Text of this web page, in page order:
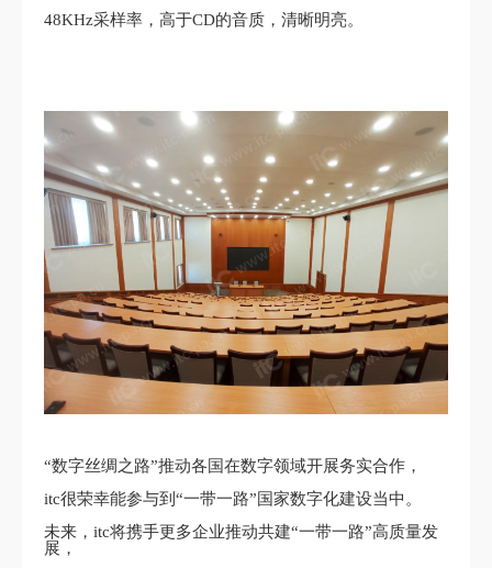
48KHz采样率，高于CD的音质，清晰明亮。
“数字丝绸之路”推动各国在数字领域开展务实合作，
itc很荣幸能参与到“一带一路”国家数字化建设当中。
未来，itc将携手更多企业推动共建“一带一路”高质量发
展，